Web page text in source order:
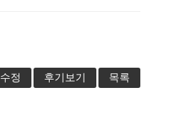
목록
후기보기
수정